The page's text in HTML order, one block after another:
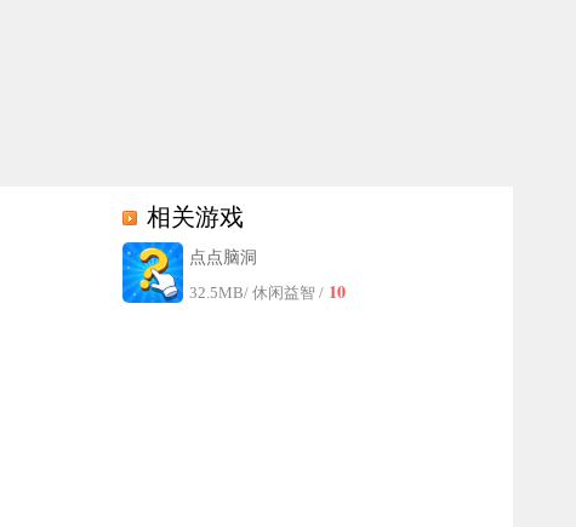
相关游戏
点点脑洞
32.5MB/ 休闲益智 / 10